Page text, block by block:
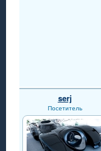
serj
Посетитель